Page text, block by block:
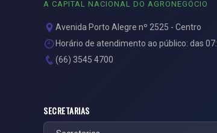
A CAPITAL NACIONAL DO AGRONEGÓCIO
Avenida Porto Alegre nº 2525 - Centro
Horário de atendimento ao público: das
(66) 3545 4700
SECRETARIAS